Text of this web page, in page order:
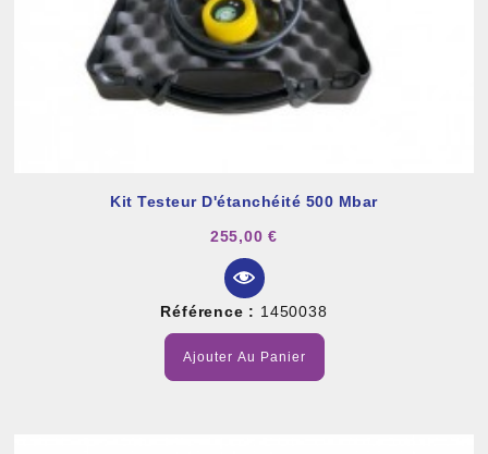
Kit Testeur D'étanchéité 500 Mbar
255,00 €
Référence : 1450038
Ajouter Au Panier